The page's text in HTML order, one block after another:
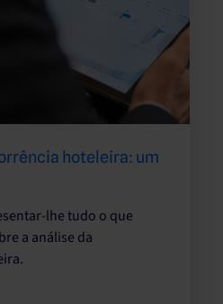
hoteleira: um
lhe tudo o que
a análise da